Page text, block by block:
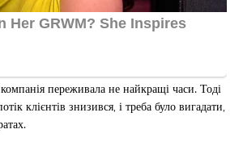
переживала не найкращі часи. Тоді
клієнтів знизився, і треба було вигадати,